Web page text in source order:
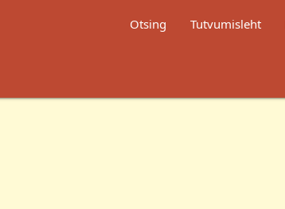
Otsing Tutvumisleht